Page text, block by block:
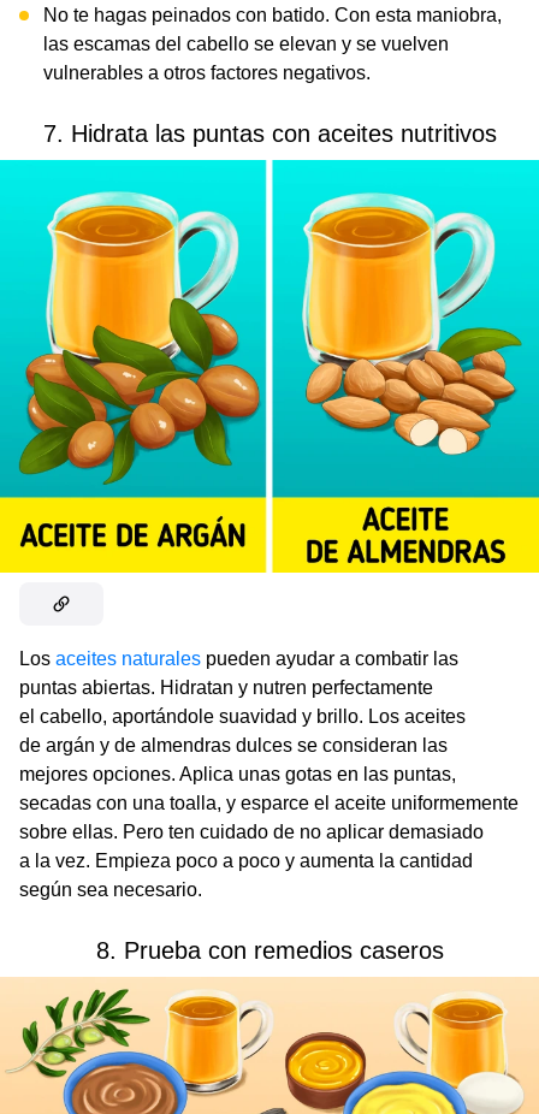
No te hagas peinados con batido. Con esta maniobra,
las escamas del cabello se elevan y se vuelven
vulnerables a otros factores negativos.
7. Hidrata las puntas con aceites nutritivos
Los aceites naturales pueden ayudar a combatir las
puntas abiertas. Hidratan y nutren perfectamente
el cabello, aportándole suavidad y brillo. Los aceites
de argán y de almendras dulces se consideran las
mejores opciones. Aplica unas gotas en las puntas,
secadas con una toalla, y esparce el aceite uniformemente
sobre ellas. Pero ten cuidado de no aplicar demasiado
a la vez. Empieza poco a poco y aumenta la cantidad
según sea necesario.
8. Prueba con remedios caseros